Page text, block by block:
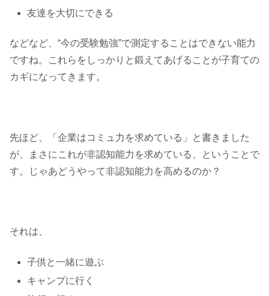
友達を大切にできる
などなど、“今の受験勉強”で測定することはできない能力
ですね。これらをしっかりと鍛えてあげることが子育ての
カギになってきます。
先ほど、「企業はコミュ力を求めている」と書きました
が、まさにこれが非認知能力を求めている、ということで
す。じゃあどうやって非認知能力を高めるのか？
それは、
子供と一緒に遊ぶ
キャンプに行く